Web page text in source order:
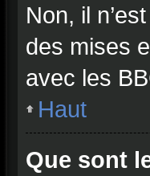
Non, il
des mises
avec les
Haut
Que sont